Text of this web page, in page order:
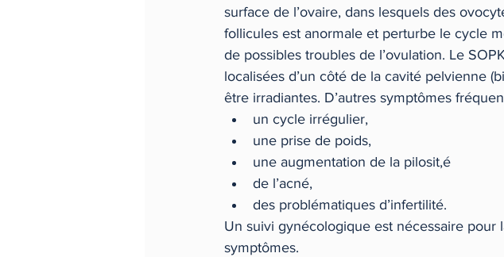
surface de l’ovaire, dans lesquels des
follicules est anormale et perturbe le cycle
de possibles troubles de l’ovulation. Le
localisées d’un côté de la cavité pelvienne
être irradiantes. D’autres symptômes
un cycle irrégulier,
une prise de poids,
une augmentation de la pilosit,é
de l’acné,
des problématiques d’infertilité.
Un suivi gynécologique est nécessaire
symptômes.